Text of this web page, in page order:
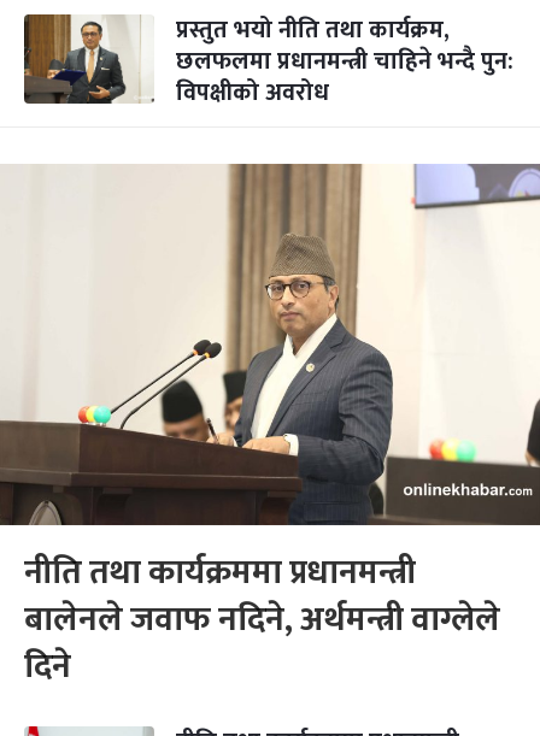
प्रस्तुत भयो नीति तथा कार्यक्रम,
छलफलमा प्रधानमन्त्री चाहिने भन्दै पुन:
विपक्षीको अवरोध
नीति तथा कार्यक्रममा प्रधानमन्त्री
बालेनले जवाफ नदिने, अर्थमन्त्री वाग्लेले
दिने